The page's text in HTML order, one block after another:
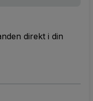
direkt i din